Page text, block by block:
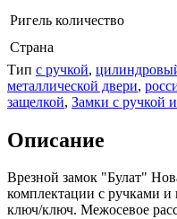
Ригель количество
Страна
Тип с ручкой,
металлической двери,
защелкой, Замки с ручкой
Описание
Врезной замок "Булат"
комплектации с ручками
ключ/ключ. Межосевое